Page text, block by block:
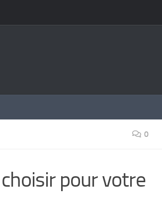
0
pour votre